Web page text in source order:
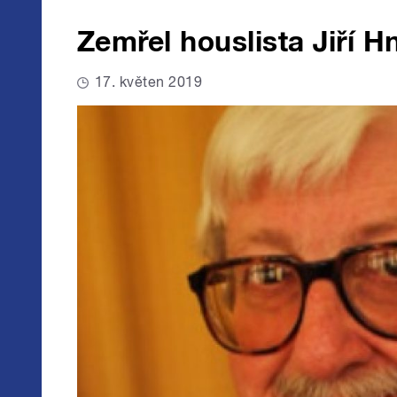
Zemřel houslista Jiří
17. květen 2019